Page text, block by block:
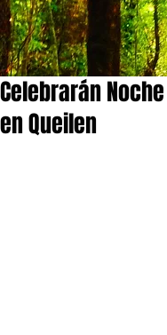
Celebrarán
en Queilen